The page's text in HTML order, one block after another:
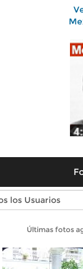
Fotos
Últimas fotos